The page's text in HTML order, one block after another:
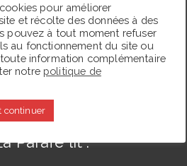
et docteure en études théâtrales,
de conférences en études
Caen Normandie et membre du
Ce blog, créé en 2009, a
de lectrice et de
Parafe lit :
pour améliorer
et récolte des données à des
pouvez à tout moment refuser
au fonctionnement du site ou
information complémentaire
notre politique de
continuer